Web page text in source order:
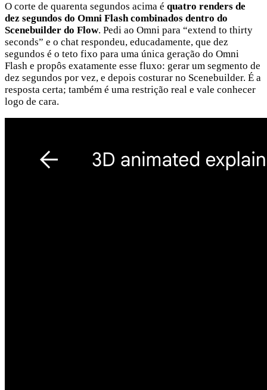
O corte de quarenta segundos acima é quatro renders de
dez segundos do Omni Flash combinados dentro do
Scenebuilder do Flow. Pedi ao Omni para “extend to thirty
seconds” e o chat respondeu, educadamente, que dez
segundos é o teto fixo para uma única geração do Omni
Flash e propôs exatamente esse fluxo: gerar um segmento de
dez segundos por vez, e depois costurar no Scenebuilder. É a
resposta certa; também é uma restrição real e vale conhecer
logo de cara.